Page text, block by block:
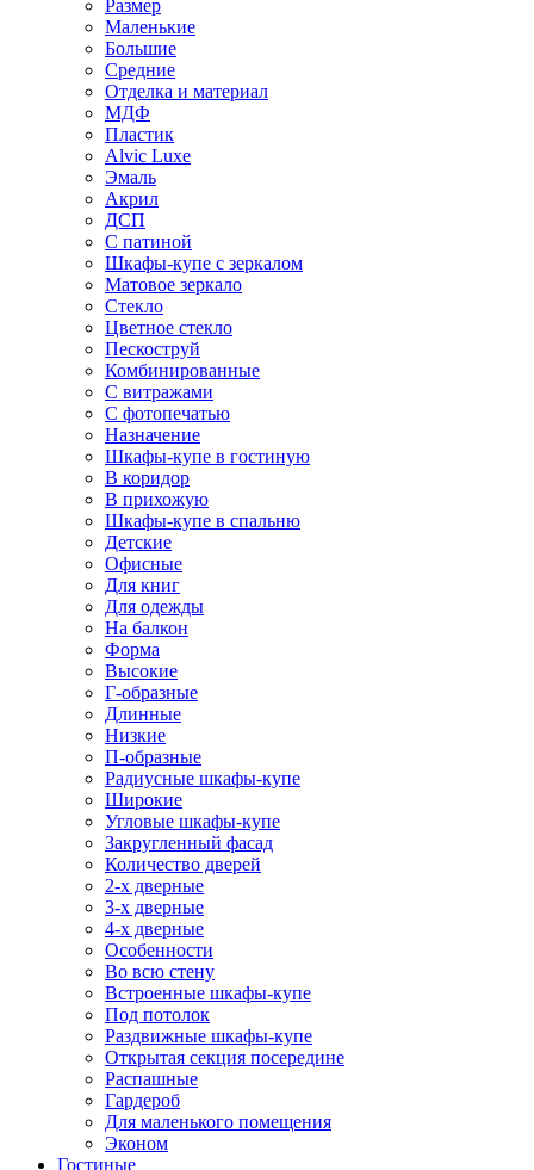
Размер
Маленькие
Большие
Средние
Отделка и материал
МДФ
Пластик
Alvic Luxe
Эмаль
Акрил
ДСП
С патиной
Шкафы-купе с зеркалом
Матовое зеркало
Стекло
Цветное стекло
Пескоструй
Комбинированные
С витражами
С фотопечатью
Назначение
Шкафы-купе в гостиную
В коридор
В прихожую
Шкафы-купе в спальню
Детские
Офисные
Для книг
Для одежды
На балкон
Форма
Высокие
Г-образные
Длинные
Низкие
П-образные
Радиусные шкафы-купе
Широкие
Угловые шкафы-купе
Закругленный фасад
Количество дверей
2-х дверные
3-х дверные
4-х дверные
Особенности
Во всю стену
Встроенные шкафы-купе
Под потолок
Раздвижные шкафы-купе
Открытая секция посередине
Распашные
Гардероб
Для маленького помещения
Эконом
Гостиные